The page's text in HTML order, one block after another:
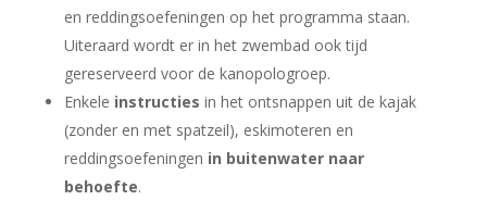
en reddingsoefeningen op het programma staan.
Uiteraard wordt er in het zwembad ook tijd
gereserveerd voor de kanopologroep.
Enkele instructies in het ontsnappen uit de kajak
(zonder en met spatzeil), eskimoteren en
reddingsoefeningen in buitenwaternaar
behoefte.